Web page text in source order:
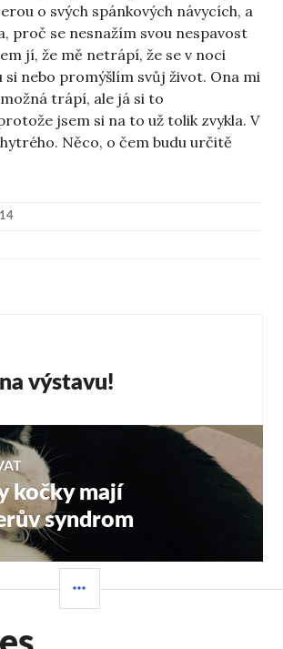
o svých spánkových návycích, a
proč se nesnažím svou nespavost
jí, že mě netrápí, že se v noci
nebo promýšlím svůj život. Ona mi
trápí, ale já si to
jsem si na to už tolik zvykla. V
Něco, o čem budu určitě
výstavu!
kočky mají
syndrom
PANEL